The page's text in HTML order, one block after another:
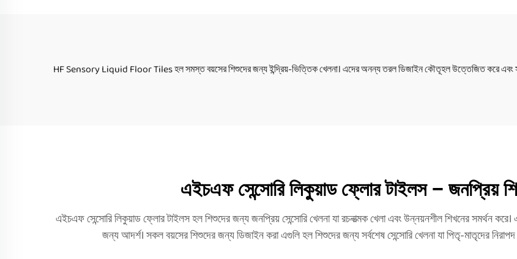
HF Sensory Liquid Floor Tiles হল সমস্ত বয়সের শিশুদের জন্য ইন্দ্রিয়-ভিত্তিক খেলনা। এদের অনন্য তরল ডিজাইন কৌতূহল উত্তেজিত করে এবং
এইচএফ সেন্সোরি লিকুয়াড ফ্লোর টাইলস – জনপ্রিয়
এইচএফ সেন্সোরি লিকুয়াড ফ্লোর টাইলস হল শিশুদের জন্য জনপ্রিয় সেন্সোরি খেলনা যা রচনাত্মক খেলা এবং উন্নয়নশীল শিখনের সমর্থন করে।
জন্য আদর্শ। সকল বয়সের শিশুদের জন্য ডিজাইন করা এগুলি হল শিশুদের জন্য সর্বশেষ সেন্সোরি খেলনা যা পিতৃ-মাতৃদের